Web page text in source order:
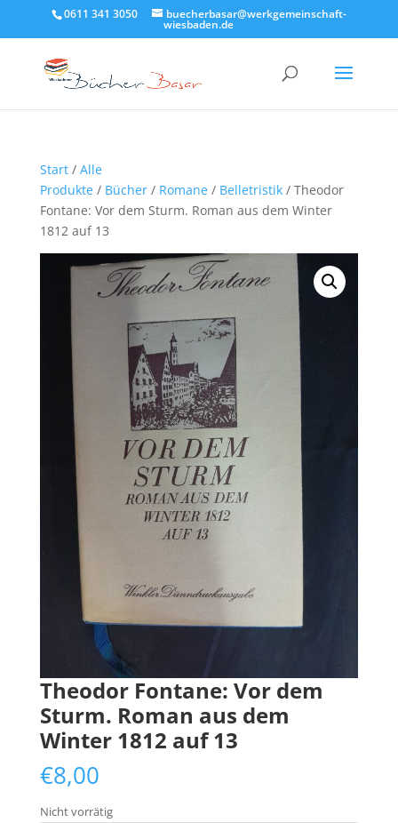
0611 341 3050 buecherbasar@werkgemeinschaft-
wiesbaden.de
Start/ Alle
Produkte/ Bücher/ Romane/ Belletristik/ Theodor
Fontane: Vor dem Sturm. Roman aus dem Winter
1812 auf 13
Theodor Fontane: Vor dem
Sturm. Roman aus dem
Winter 1812 auf 13
€8,00
Nicht vorrätig